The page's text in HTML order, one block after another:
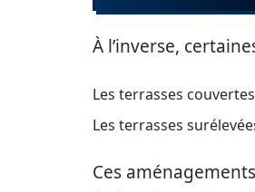
À l’inverse,
Les terrasses
Les terrasses
Ces